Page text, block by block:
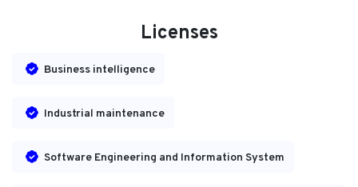
Licenses
Business intelligence
Industrial maintenance
Software Engineering and Information System